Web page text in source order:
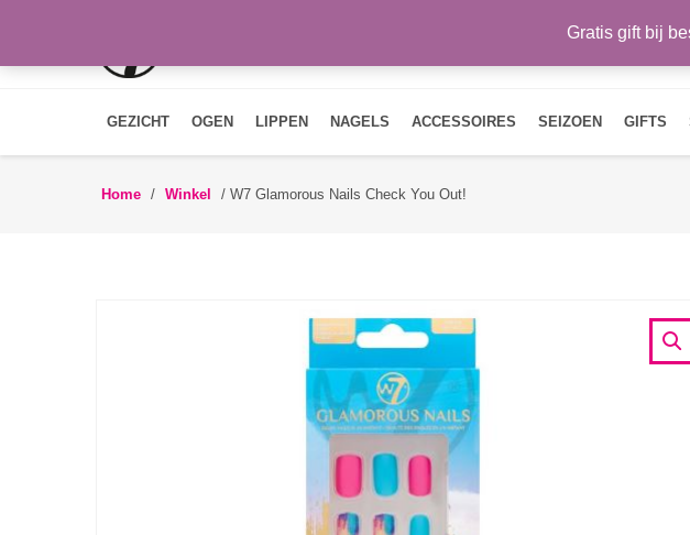
OVER
GEZICHT OGEN LIPPEN NAGELS ACCESSOIRES SEIZOEN GIFTS
Home / Winkel / W7 Glamorous Nails Check You Out!
Gratis gift bij